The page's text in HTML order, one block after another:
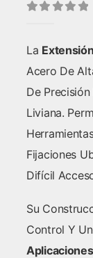
La
Acero De
De
Liviana.
Fijaciones
Difícil
Su
Control Y